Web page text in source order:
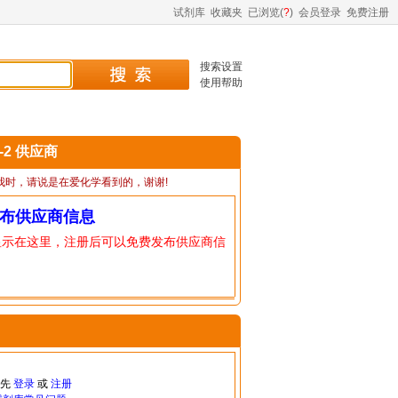
试剂库 收藏夹 已浏览(?) 会员登录 免费注册
搜索设置
使用帮助
供应商
时，请说是在爱化学看到的，谢谢!
供应商信息
在这里，注册后可以免费发布供应商信
登录或 注册